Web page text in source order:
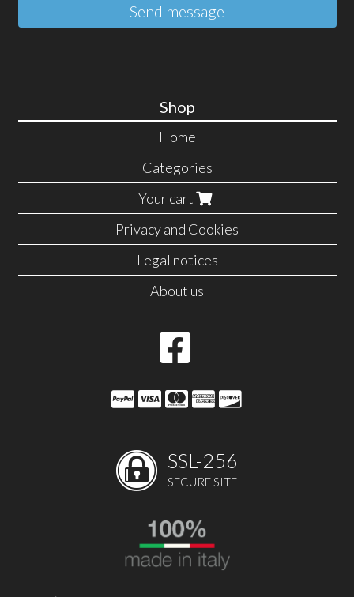
Send message
Shop
Home
Categories
Your cart
Privacy and Cookies
Legal notices
About us
SSL-256
SECURE SITE